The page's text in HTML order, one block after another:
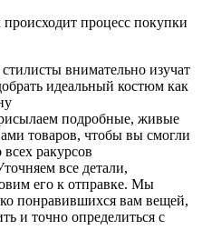
процесс покупки
внимательно изучат
идеальный костюм как
подробные, живые
товаров, чтобы вы смогли
ракурсов
все детали,
его к отправке. Мы
понравившихся вам вещей,
и точно определиться с